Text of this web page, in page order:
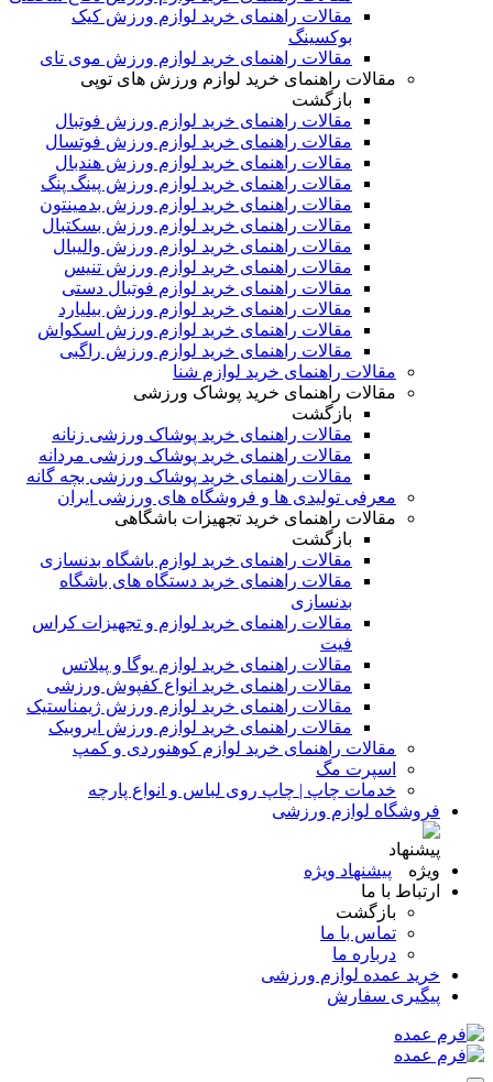
مقالات راهنمای خرید لوازم ورزش کیک
بوکسینگ
مقالات راهنمای خرید لوازم ورزش موی تای
مقالات راهنمای خرید لوازم ورزش های توپی
بازگشت
مقالات راهنمای خرید لوازم ورزش فوتبال
مقالات راهنمای خرید لوازم ورزش فوتسال
مقالات راهنمای خرید لوازم ورزش هندبال
مقالات راهنمای خرید لوازم ورزش پینگ پنگ
مقالات راهنمای خرید لوازم ورزش بدمینتون
مقالات راهنمای خرید لوازم ورزش بسکتبال
مقالات راهنمای خرید لوازم ورزش والیبال
مقالات راهنمای خرید لوازم ورزش تنیس
مقالات راهنمای خرید لوازم فوتبال دستی
مقالات راهنمای خرید لوازم ورزش بیلیارد
مقالات راهنمای خرید لوازم ورزش اسکواش
مقالات راهنمای خرید لوازم ورزش راگبی
مقالات راهنمای خرید لوازم شنا
مقالات راهنمای خرید پوشاک ورزشی
بازگشت
مقالات راهنمای خرید پوشاک ورزشی زنانه
مقالات راهنمای خرید پوشاک ورزشی مردانه
مقالات راهنمای خرید پوشاک ورزشی بچه گانه
معرفی تولیدی ها و فروشگاه های ورزشی ایران
مقالات راهنمای خرید تجهیزات باشگاهی
بازگشت
مقالات راهنمای خرید لوازم باشگاه بدنسازی
مقالات راهنمای خرید دستگاه های باشگاه
بدنسازی
مقالات راهنمای خرید لوازم و تجهیزات کراس
فیت
مقالات راهنمای خرید لوازم یوگا و پیلاتس
مقالات راهنمای خرید انواع کفپوش ورزشی
مقالات راهنمای خرید لوازم ورزش ژیمناستیک
مقالات راهنمای خرید لوازم ورزش ایروبیک
مقالات راهنمای خرید لوازم کوهنوردی و کمپ
اسپرت مگ
خدمات چاپ | چاپ روی لباس و انواع پارچه
فروشگاه لوازم ورزشی
پیشنهاد ویژه
ارتباط با ما
بازگشت
تماس با ما
درباره ما
خرید عمده لوازم ورزشی
پیگیری سفارش